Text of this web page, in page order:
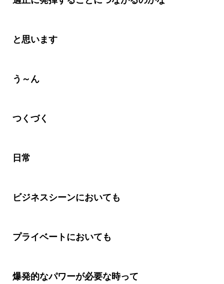
と思います
う～ん
つくづく
日常
ビジネスシーンにおいても
プライベートにおいても
爆発的なパワーが必要な時って